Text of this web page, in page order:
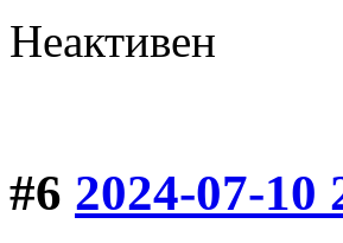
Неактивен
#6 2024-07-10